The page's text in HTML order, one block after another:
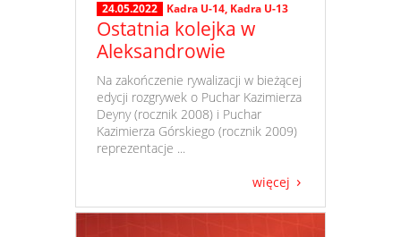
24.05.2022 Kadra U-14, Kadra U-13
Ostatnia kolejka w
Aleksandrowie
​ Na zakończenie rywalizacji w bieżącej
edycji rozgrywek o Puchar Kazimierza
Deyny (rocznik 2008) i Puchar
Kazimierza Górskiego (rocznik 2009)
reprezentacje ...
więcej